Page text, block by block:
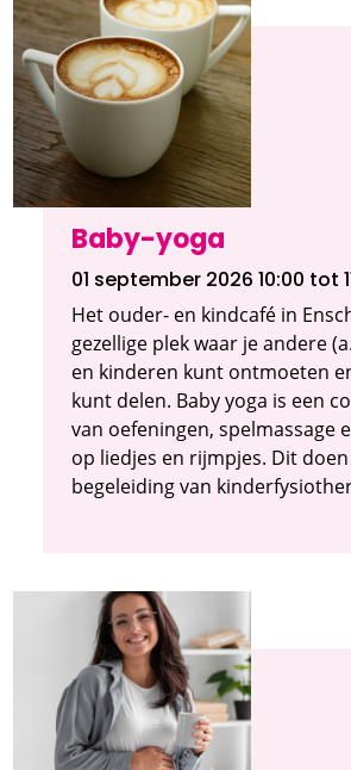
Baby-yoga
01 september 2026 10:00 tot
Het ouder- en kindcafé in
gezellige plek waar je andere
en kinderen kunt ontmoeten
kunt delen. Baby yoga is een
van oefeningen, spelmassage
op liedjes en rijmpjes. Dit
begeleiding van